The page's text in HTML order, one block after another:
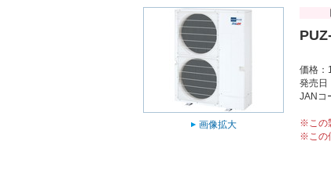
画像拡大
価格：
発売日
JANコ
※この
※この